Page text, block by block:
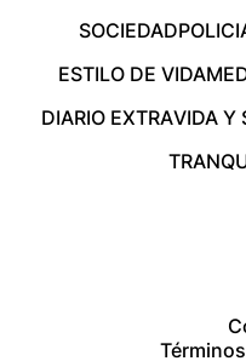
SOCIEDAD
ESTILO DE VIDA
DIARIO EXTRAVIDA Y